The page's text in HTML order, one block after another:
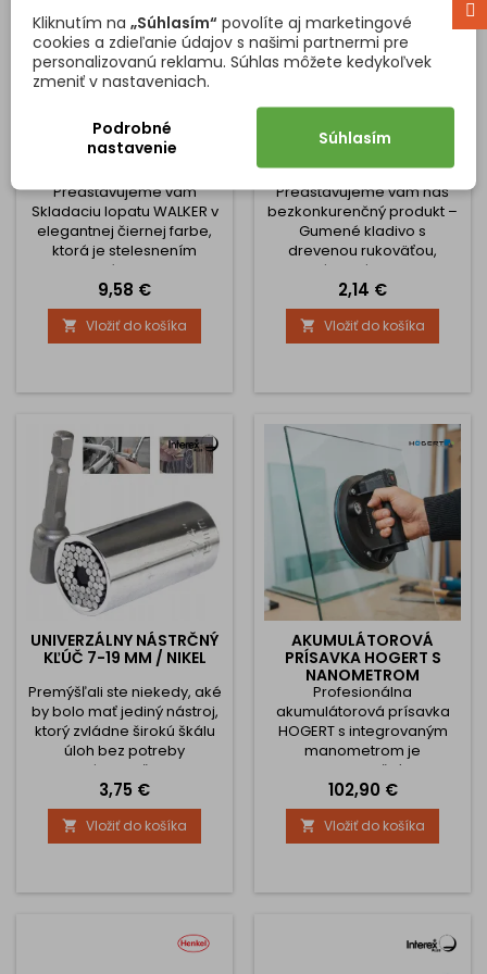
SKLADACIA LOPATA
WALKER / ČIERNA
Predstavujeme vám
Skladaciu lopatu WALKER v
elegantnej čiernej farbe,
ktorá je stelesnením
dokonalého spojenia
funkčnosti, odolnosti a
kompaktného dizajnu.
Tento všestranný nástroj je
nevyhnutným doplnkom
dobrodružstiev v prírode,
záhradkárstva. 1.
Viacúčelový Dizajn 3v1 Táto
šikovná lopata nie je len
Cena
9,58 €
 Vložiť do košíka
GUMENÉ KLADIVO /
Predstavujeme vám náš
bezkonkurenčný produkt –
Gumené kladivo s
drevenou rukoväťou,
ideálny nástroj pre
profesionálov aj domácich
kutilov, ktorí hľadajú
spoľahlivosť, presnosť a
pohodlie pri práci. Toto
aby splnilo vaše najvyššie
oblasti stavebných a
remeselníckych prác. 1. Bez
spätný Náraz: Vďaka...
Cena
2,14 €
 Vložiť do košíka
UNIVERZÁLNY NÁSTRČNÝ
KĽÚČ 7-19 MM / NIKEL
Premýšľali ste niekedy, aké
by bolo mať jediný nástroj,
ktorý zvládne širokú škálu
úloh bez potreby
neustáleho hľadania
správneho kľúča?
Predstavujeme vám
Univerzálny nástrčný kľúč
7-19 mm / Nikel – revolučný
prístup k práci a šetrí váš
mieste: Tento nástrčný kľúč
Cena
3,75 €
 Vložiť do košíka
AKUMULÁTOROVÁ
PRÍSAVKA HOGERT S
NANOMETROM
Profesionálna
akumulátorová prísavka
HOGERT s integrovaným
manometrom je
neoceniteľným
pomocníkom pri
manipulácii so sklom,
dlažbou, obkladmi, kovom
či inými hladkými povrchmi.
presnosť, výkon a
požiadavky aj náročných
Cena
102,90 €
 Vložiť do košíka
Kliknutím na „Súhlasím“ povolíte aj marketingové
cookies a zdieľanie údajov s našimi partnermi pre
personalizovanú reklamu. Súhlas môžete kedykoľvek
zmeniť v nastaveniach.
Podrobné
nastavenie
Súhlasím